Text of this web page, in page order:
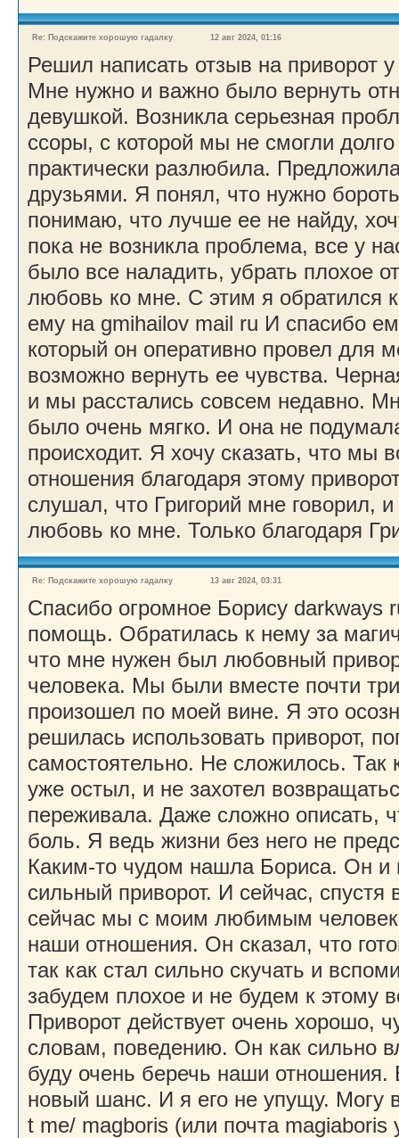
Re: Подскажите хорошую гадалку 12 авг 2024, 01:16
Решил написать отзыв на приворот
Мне нужно и важно было вернуть
девушкой. Возникла серьезная
ссоры, с которой мы не смогли
практически разлюбила.
друзьями. Я понял, что нужно
понимаю, что лучше ее не найду,
пока не возникла проблема, все у
было все наладить, убрать плохое
любовь ко мне. С этим я обратился
ему на gmihailov mail ru И спасибо
который он оперативно провел для
возможно вернуть ее чувства.
и мы расстались совсем недавно.
было очень мягко. И она не
происходит. Я хочу сказать, что мы
отношения благодаря этому
слушал, что Григорий мне говорил,
любовь ко мне. Только благодаря
Re: Подскажите хорошую гадалку 13 авг 2024, 03:31
Спасибо огромное Борису darkways
помощь. Обратилась к нему за
что мне нужен был любовный
человека. Мы были вместе почти
произошел по моей вине. Я это
решилась использовать приворот,
самостоятельно. Не сложилось.
уже остыл, и не захотел
переживала. Даже сложно описать,
боль. Я ведь жизни без него не
Каким-то чудом нашла Бориса. Он и
сильный приворот. И сейчас, спустя
сейчас мы с моим любимым
наши отношения. Он сказал, что
так как стал сильно скучать и
забудем плохое и не будем к этому
Приворот действует очень хорошо,
словам, поведению. Он как сильно
буду очень беречь наши
новый шанс. И я его не упущу. Могу
t me/ magboris (или почта magiaboris